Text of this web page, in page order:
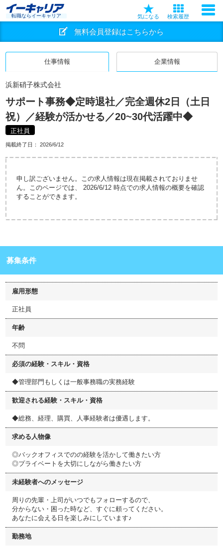
転職ならイーキャリア 気になる 検索履歴
無料会員登録はこちらから
仕事情報 企業情報
浜新硝子株式会社
サポート事務◆定時退社／完全週休2日（土日
祝）／経験が活かせる／20~30代活躍中◆
正社員
掲載終了日： 2026/6/12
申し訳ございません。この求人情報は現在掲載されておりませ
ん。このページでは、 2026/6/12 時点での求人情報の概要を確認
することができます。
募集条件
雇用形態
正社員
年齢
不問
必須の経験・スキル・資格
◆管理部門もしくは一般事務職の実務経験
歓迎される経験・スキル・資格
◆総務、経理、購買、人事経験者は優遇します。
求める人物像
◎バックオフィスでのの経験を活かして働きたい方
◎プライベートを大切にしながら働きたい方
未経験者へのメッセージ
周りの先輩・上司がいつでもフォローするので、
分からない・困った時など、すぐに頼ってください。
あなたに会える日を楽しみにしています♪
勤務地